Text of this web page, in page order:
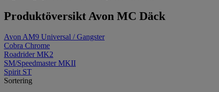
Produktöversikt Avon MC Däck
Avon AM9 Universal / Gangster
Cobra Chrome
Roadrider MK2
SM/Speedmaster MKII
Spirit ST
Sortering